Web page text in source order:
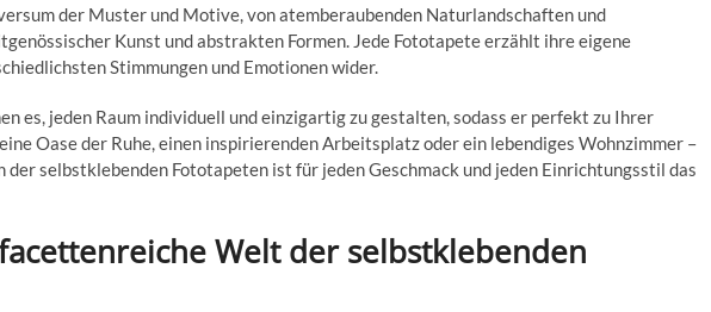
der Muster und Motive, von atemberaubenden Naturlandschaften und
Kunst und abstrakten Formen. Jede Fototapete erzählt ihre eigene
Stimmungen und Emotionen wider.
es, jeden Raum individuell und einzigartig zu gestalten, sodass er perfekt zu Ihrer
Oase der Ruhe, einen inspirierenden Arbeitsplatz oder ein lebendiges Wohnzimmer –
selbstklebenden Fototapeten ist für jeden Geschmack und jeden Einrichtungsstil das
Welt der selbstklebenden